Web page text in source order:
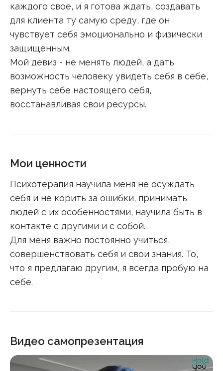
каждого свое, и я готова ждать, создавать
для клиента ту самую среду, где он
чувствует себя эмоционально и физически
защищенным.
Мой девиз - не менять людей, а дать
возможность человеку увидеть себя в себе,
вернуть себе настоящего себя,
восстанавливая свои ресурсы.
Мои ценности
Психотерапия научила меня не осуждать
себя и не корить за ошибки, принимать
людей с их особенностями, научила быть в
контакте с другими и с собой.
Для меня важно постоянно учиться,
совершенствовать себя и свои знания. То,
что я предлагаю другим, я всегда пробую на
себе.
Видео самопрезентация